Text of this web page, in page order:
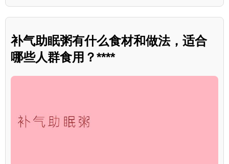
补气助眠粥有什么食材和做法，适合
哪些人群食用？****